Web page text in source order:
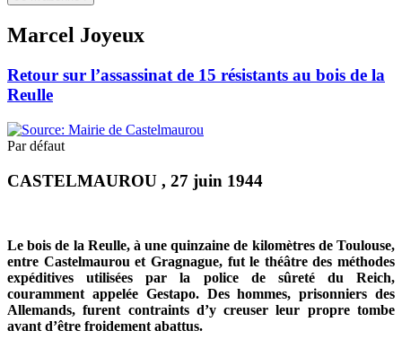
Marcel Joyeux
Retour sur l’assassinat de 15 résistants au bois de la
Reulle
Par défaut
CASTELMAUROU , 27 juin 1944
Le bois de la Reulle, à une quinzaine de kilomètres de Toulouse,
entre Castelmaurou et Gragnague, fut le théâtre des méthodes
expéditives utilisées par la police de sûreté du Reich,
couramment appelée Gestapo. Des hommes, prisonniers des
Allemands, furent contraints d’y creuser leur propre tombe
avant d’être froidement abattus.